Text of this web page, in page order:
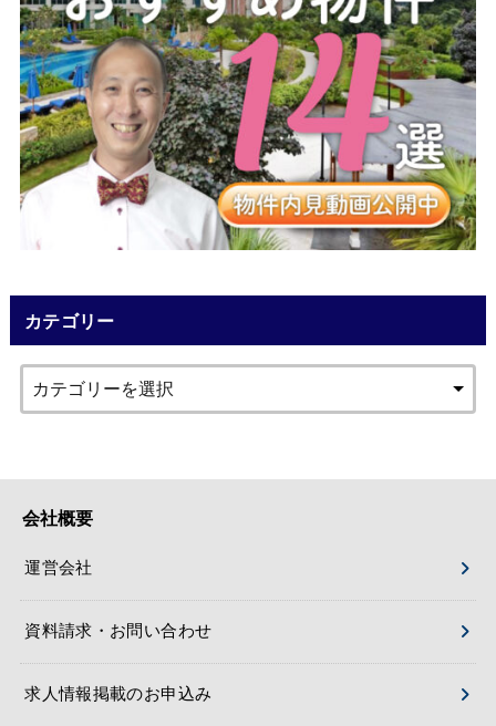
カテゴリー
会社概要
運営会社
資料請求・お問い合わせ
求人情報掲載のお申込み